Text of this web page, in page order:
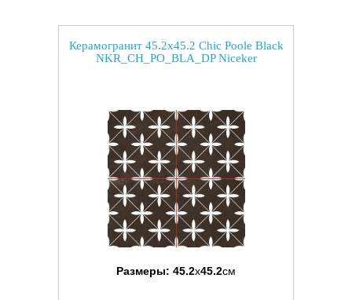
Керамогранит 45.2x45.2 Chic Poole Black
NKR_CH_PO_BLA_DP Niceker
Размеры: 45.2x45.2см